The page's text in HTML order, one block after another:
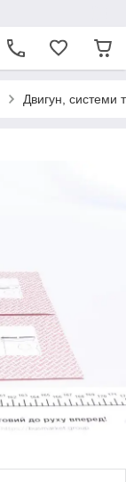
Двигун, системи